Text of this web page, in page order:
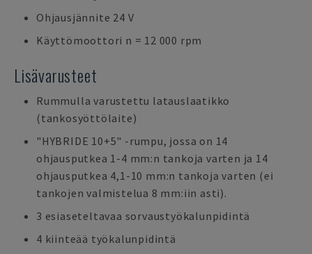
Ohjausjännite 24 V
Käyttömoottori n = 12 000 rpm
Lisävarusteet
Rummulla varustettu latauslaatikko
(tankosyöttölaite)
"HYBRIDE 10+5" -rumpu, jossa on 14
ohjausputkea 1-4 mm:n tankoja varten ja 14
ohjausputkea 4,1-10 mm:n tankoja varten (ei
tankojen valmistelua 8 mm:iin asti).
3 esiaseteltavaa sorvaustyökalunpidintä
4 kiinteää työkalunpidintä